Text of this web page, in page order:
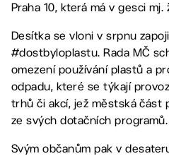
Praha 10, která má v gesci
Desítka se vloni v srpnu
#dostbyloplastu. Rada MČ
omezení používání plastů a
odpadu, které se týkají
trhů či akcí, jež městská část
ze svých dotačních programů.
Svým občanům pak v